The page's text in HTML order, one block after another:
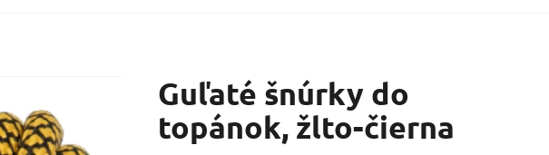
Guľaté šnúrky do
topánok, žlto-čierna